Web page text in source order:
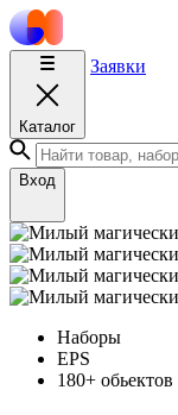
Каталог
Заявки
Вход
Наборы
EPS
180+ обьектов